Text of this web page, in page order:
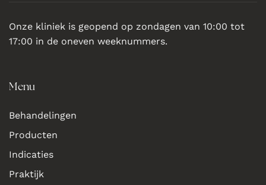
Onze kliniek is geopend op zondagen van 10:00 tot
17:00 in de oneven weeknummers.
Menu
Behandelingen
Producten
Indicaties
Praktijk